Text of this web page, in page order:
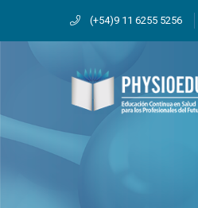
(+54)9 11 6255 5256